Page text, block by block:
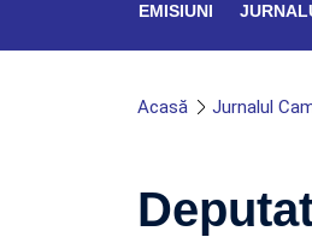
EMISIUNI
Acasă Jurnalul